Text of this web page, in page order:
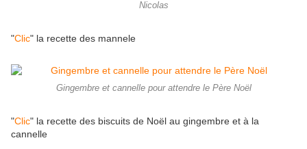
Nicolas
"Clic" la recette des mannele
Gingembre et cannelle pour attendre le Père Noël
"Clic" la recette des biscuits de Noël au gingembre et à la
cannelle